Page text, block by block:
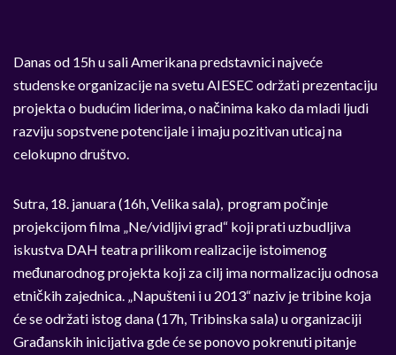
Danas od 15h u sali Amerikana predstavnici najveće
studenske organizacije na svetu AIESEC održati prezentaciju
projekta o budućim liderima, o načinima kako da mladi ljudi
razviju sopstvene potencijale i imaju pozitivan uticaj na
celokupno društvo.
Sutra, 18. januara (16h, Velika sala), program počinje
projekcijom filma „Ne/vidljivi grad“ koji prati uzbudljiva
iskustva DAH teatra prilikom realizacije istoimenog
međunarodnog projekta koji za cilj ima normalizaciju odnosa
etničkih zajednica. „Napušteni i u 2013“ naziv je tribine koja
će se održati istog dana (17h, Tribinska sala) u organizaciji
Građanskih inicijativa gde će se ponovo pokrenuti pitanje